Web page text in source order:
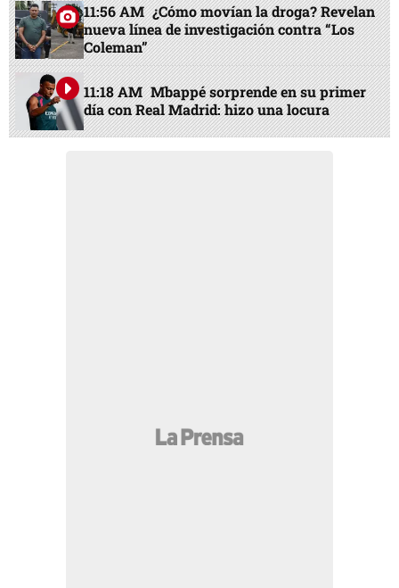
11:56 AM ¿Cómo movían la droga? Revelan
nueva línea de investigación contra “Los
Coleman”
11:18 AM Mbappé sorprende en su primer
día con Real Madrid: hizo una locura